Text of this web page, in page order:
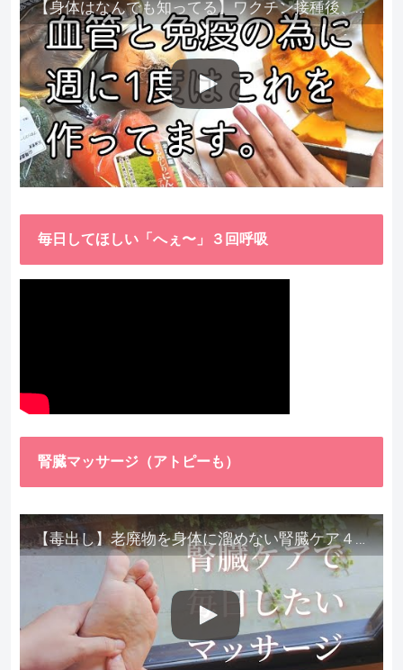
【身体はなんでも知ってる】ワクチン接種後、異常に食べたくなった野菜が細胞回復に貢献してくれました。
毎日してほしい「へぇ〜」３回呼吸
腎臓マッサージ（アトピーも）
【毒出し】老廃物を身体に溜めない腎臓ケア４種をご紹介します。